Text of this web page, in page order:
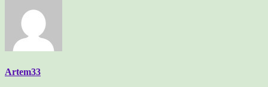
Artem33